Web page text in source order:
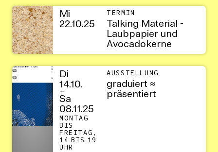
Mi
22.10.25
TERMIN
Talking Material -
Laubpapier und
Avocadokerne
Di
14.10.
–
Sa
08.11.25
MONTAG
BIS
FREITAG,
14 BIS 19
UHR
AUSSTELLUNG
graduiert ≈
präsentiert